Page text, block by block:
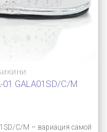
GALA01SD/C/M
C/M – вариация самой